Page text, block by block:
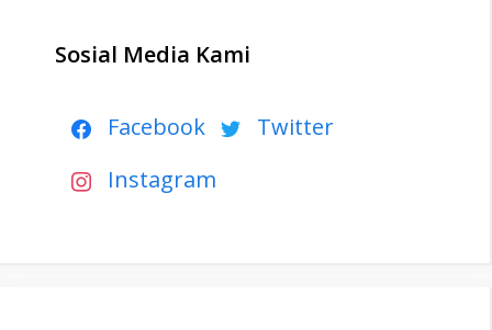
Sosial Media Kami
Facebook
Twitter
Instagram